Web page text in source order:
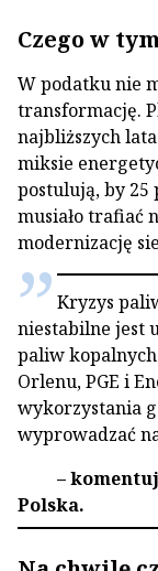
Czego w
W podatku nie
transformację.
najbliższych
miksie
postulują, by
musiało trafiać
modernizację
Kryzys
niestabilne jest
paliw
Orlenu, PGE i
wykorzystania
wyprowadzać
–
Polska.